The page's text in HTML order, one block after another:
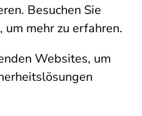
Besuchen Sie
mehr zu erfahren.
Websites, um